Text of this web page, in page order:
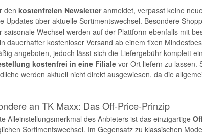
den kostenfreien Newsletteranmeldet, verpasst keine
Updates über aktuelle Sortimentswechsel. Besondere
saisonale Wechsel werden auf der Plattform ebenfalls mit
dauerhafter kostenloser Versand ab einem fixen
angeboten, jedoch lässt sich die Liefergebühr komplett
kostenfrei in eine Filiale vor Ort liefern zu lassen.
werden aktuell nicht direkt ausgewiesen, da die
an TK Maxx: Das Off-Price-Prinzip
Alleinstellungsmerkmal des Anbieters ist das einzigartige
Sortimentswechsel. Im Gegensatz zu klassischen